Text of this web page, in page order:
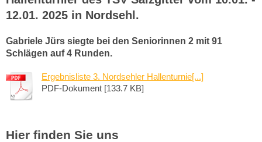
12.01. 2025 in Nordsehl.
Gabriele Jürs siegte bei den Seniorinnen 2 mit 91
Schlägen auf 4 Runden.
Ergebnisliste 3. Nordsehler Hallenturnie[...]
PDF-Dokument [133.7 KB]
Hier finden Sie uns